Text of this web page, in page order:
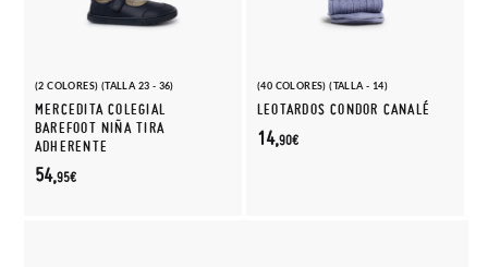
(2 COLORES) (TALLA 23 - 36)
MERCEDITA COLEGIAL
BAREFOOT NIÑA TIRA
ADHERENTE
54,95€
(40 COLORES) (TALLA - 14)
LEOTARDOS CONDOR CANALÉ
14,90€